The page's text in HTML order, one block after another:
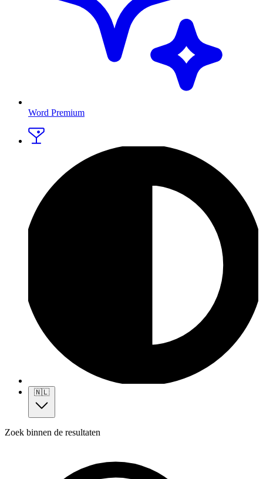
Word Premium
🇳🇱
Zoek binnen de resultaten